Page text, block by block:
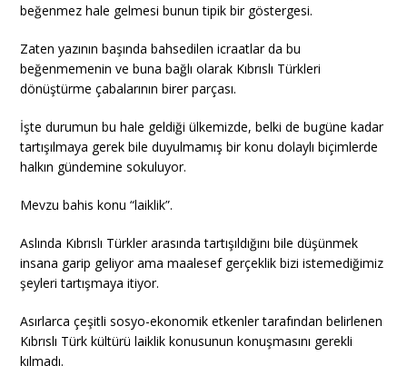
beğenmez hale gelmesi bunun tipik bir göstergesi.
Zaten yazının başında bahsedilen icraatlar da bu
beğenmemenin ve buna bağlı olarak Kıbrıslı Türkleri
dönüştürme çabalarının birer parçası.
İşte durumun bu hale geldiği ülkemizde, belki de bugüne kadar
tartışılmaya gerek bile duyulmamış bir konu dolaylı biçimlerde
halkın gündemine sokuluyor.
Mevzu bahis konu “laiklik”.
Aslında Kıbrıslı Türkler arasında tartışıldığını bile düşünmek
insana garip geliyor ama maalesef gerçeklik bizi istemediğimiz
şeyleri tartışmaya itiyor.
Asırlarca çeşitli sosyo-ekonomik etkenler tarafından belirlenen
Kıbrıslı Türk kültürü laiklik konusunun konuşmasını gerekli
kılmadı.